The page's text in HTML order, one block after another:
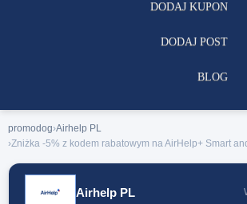
DODAJ KUPON
DODAJ POST
BLOG
promodog›Airhelp PL
›Zniżka -5% z kodem rabatowym na AirHelp+ Smart
Airhelp PL